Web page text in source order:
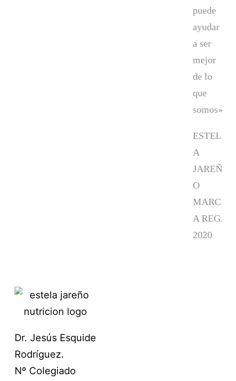
puede
ayudar
a ser
mejor
de lo
que
somos»
ESTEL
A
JAREÑ
O
MARC
A REG.
2020
Dr. Jesús Esquide
Rodríguez.
Nº Colegiado